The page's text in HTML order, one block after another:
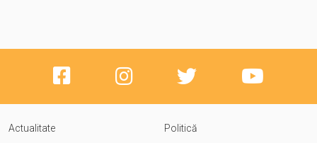
Actualitate Politică